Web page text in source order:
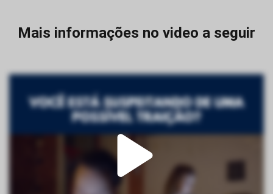
Mais informações no video a seguir